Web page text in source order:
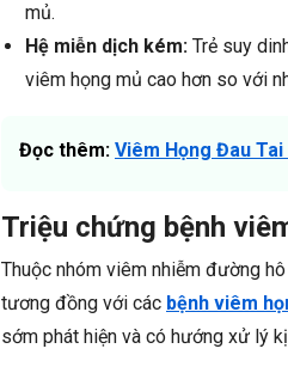
mủ.
Hệ miễn dịch kém: Trẻ suy
viêm họng mủ cao hơn so với
Đọc thêm: Viêm Họng Đau
Triệu chứng bệnh
Thuộc nhóm viêm nhiễm đường
tương đồng với các bệnh viêm
sớm phát hiện và có hướng xử lý